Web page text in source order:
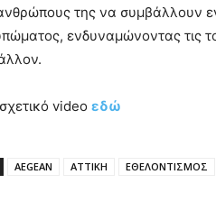
της να συμβάλλουν
ενδυναμώνοντας τις
video εδώ
AEGEAN ΑΤΤΙΚΗ ΕΘΕΛΟΝΤΙΣΜΟΣ